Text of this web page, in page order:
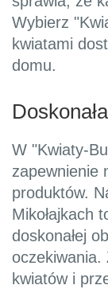
Wybierz
kwiatami
domu.
W "Kwiaty-
zapewnienie
produktów.
Mikołajkach
doskonałej
oczekiwania.
kwiatów i